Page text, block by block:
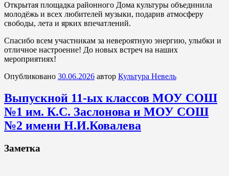
Открытая площадка районного Дома культуры объединила
молодёжь и всех любителей музыки, подарив атмосферу
свободы, лета и ярких впечатлений.
Спасибо всем участникам за невероятную энергию, улыбки и
отличное настроение! До новых встреч на наших
мероприятиях!
Опубликовано 30.06.2026 автор Культура Невель
Выпускной 11-ых классов МОУ СОШ
№1 им. К.С. Заслонова и МОУ СОШ
№2 имени Н.И.Ковалева
Заметка